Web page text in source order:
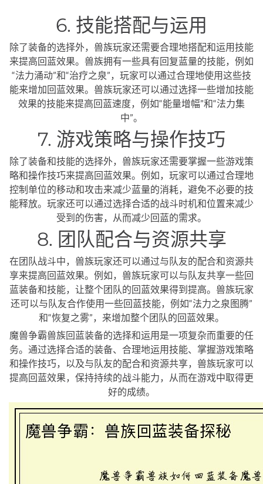
6. 技能搭配与运用
除了装备的选择外，兽族玩家还需要合理地搭配和运用技能
来提高回蓝效果。兽族拥有一些具有回复蓝量的技能，例如
“法力涌动”和“治疗之泉”，玩家可以通过合理地使用这些技
能来增加回蓝效果。兽族玩家还可以通过选择一些增加技能
效果的技能来提高回蓝速度，例如“能量增幅”和“法力集
中”。
7. 游戏策略与操作技巧
除了装备和技能的选择外，兽族玩家还需要掌握一些游戏策
略和操作技巧来提高回蓝效果。例如，玩家可以通过合理地
控制单位的移动和攻击来减少蓝量的消耗，避免不必要的技
能释放。玩家还可以通过选择合适的战斗时机和位置来减少
受到的伤害，从而减少回蓝的需求。
8. 团队配合与资源共享
在团队战斗中，兽族玩家还可以通过与队友的配合和资源共
享来提高回蓝效果。例如，兽族玩家可以与队友共享一些回
蓝装备和技能，让整个团队的回蓝效果得到提高。兽族玩家
还可以与队友合作使用一些回蓝技能，例如“法力之泉图腾”
和“恢复之雾”，来增加整个团队的回蓝效果。
魔兽争霸兽族回蓝装备的选择和运用是一项复杂而重要的任
务。通过选择合适的装备、合理地运用技能、掌握游戏策略
和操作技巧，以及与队友的配合和资源共享，兽族玩家可以
提高回蓝效果，保持持续的战斗能力，从而在游戏中取得更
好的成绩。